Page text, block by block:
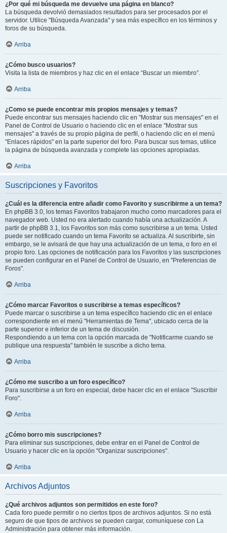
¿Por qué mi búsqueda me devuelve una página en blanco?
La búsqueda devolvió demasiados resultados para ser procesados por el
servidor. Utilice "Búsqueda Avanzada" y sea más específico en los términos y
foros de su búsqueda.
Arriba
¿Cómo busco usuarios?
Visita la lista de miembros y haz clic en el enlace “Buscar un miembro”.
Arriba
¿Como se puede encontrar mis propios mensajes y temas?
Puede encontrar sus mensajes haciendo clic en "Mostrar sus mensajes" en el
Panel de Control de Usuario o haciendo clic en el enlace "Mostrar sus
mensajes" a través de su propio página de perfil, o haciendo clic en el menú
"Enlaces rápidos" en la parte superior del foro. Para buscar sus temas, utilice
la página de búsqueda avanzada y complete las opciones apropiadas.
Arriba
Suscripciones y Favoritos
¿Cuál es la diferencia entre añadir como Favorito y suscribirme a un tema?
En phpBB 3.0, los temas Favoritos trabajaron mucho como marcadores para el
navegador web. Usted no era alertado cuando había una actualización. A
partir de phpBB 3.1, los Favoritos son más como suscribirse a un tema. Usted
puede ser notificado cuando un tema Favorito se actualiza. Al suscribirte, sin
embargo, se le avisará de que hay una actualización de un tema, o foro en el
propio foro. Las opciones de notificación para los Favoritos y las suscripciones
se pueden configurar en el Panel de Control de Usuario, en "Preferencias de
Foros".
Arriba
¿Cómo marcar Favoritos o suscribirse a temas específicos?
Puede marcar o suscribirse a un tema específico haciendo clic en el enlace
correspondiente en el menú "Herramientas de Tema", ubicado cerca de la
parte superior e inferior de un tema de discusión.
Respondiendo a un tema con la opción marcada de "Notificarme cuando se
publique una respuesta" también le suscribe a dicho tema.
Arriba
¿Cómo me suscribo a un foro específico?
Para suscribirse a un foro en especial, debe hacer clic en el enlace "Suscribir
Foro".
Arriba
¿Cómo borro mis suscripciones?
Para eliminar sus suscripciones, debe entrar en el Panel de Control de
Usuario y hacer clic en la opción "Organizar suscripciones".
Arriba
Archivos Adjuntos
¿Qué archivos adjuntos son permitidos en este foro?
Cada foro puede permitir o no ciertos tipos de archivos adjuntos. Si no está
seguro de que tipos de archivos se pueden cargar, comuníquese con La
Administración para obtener más información.